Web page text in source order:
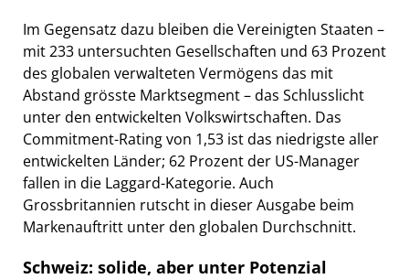
Im Gegensatz dazu bleiben die Vereinigten Staaten –
mit 233 untersuchten Gesellschaften und 63 Prozent
des globalen verwalteten Vermögens das mit
Abstand grösste Marktsegment – das Schlusslicht
unter den entwickelten Volkswirtschaften. Das
Commitment-Rating von 1,53 ist das niedrigste aller
entwickelten Länder; 62 Prozent der US-Manager
fallen in die Laggard-Kategorie. Auch
Grossbritannien rutscht in dieser Ausgabe beim
Markenauftritt unter den globalen Durchschnitt.
Schweiz: solide, aber unter Potenzial